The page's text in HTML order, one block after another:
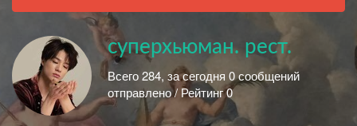
суперхьюман. рест.
Всего 284, за сегодня 0 сообщений
отправлено / Рейтинг 0